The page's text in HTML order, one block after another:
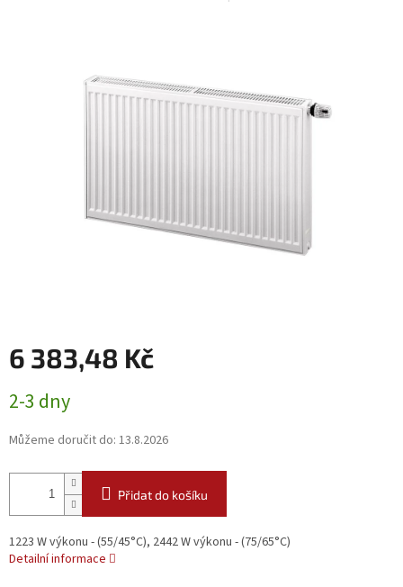
6 383,48 Kč
cena:
2-3 dny
Můžeme doručit do: 13.8.2026
Přidat do košíku
1223 W výkonu - (55/45°C), 2442 W výkonu - (75/65°C)
Detailní informace